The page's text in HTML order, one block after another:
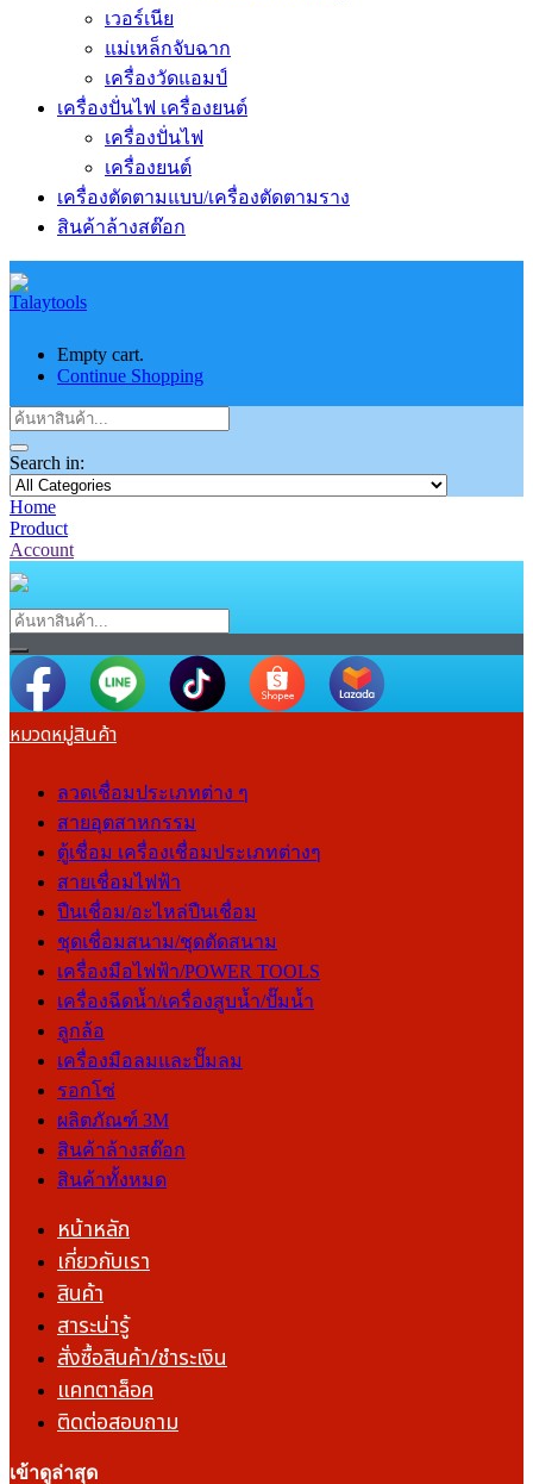
เวอร์เนีย
แม่เหล็กจับฉาก
เครื่องวัดแอมป์
เครื่องปั่นไฟ เครื่องยนต์
เครื่องปั่นไฟ
เครื่องยนต์
เครื่องตัดตามแบบ/เครื่องตัดตามราง
สินค้าล้างสต๊อก
Empty cart.
Continue Shopping
Search in:
Home
Product
Account
หมวดหมู่สินค้า
ลวดเชื่อมประเภทต่าง ๆ
สายอุตสาหกรรม
ตู้เชื่อม เครื่องเชื่อมประเภทต่างๆ
สายเชื่อมไฟฟ้า
ปืนเชื่อม/อะไหล่ปืนเชื่อม
ชุดเชื่อมสนาม/ชุดตัดสนาม
เครื่องมือไฟฟ้า/POWER TOOLS
เครื่องฉีดน้ำ/เครื่องสูบน้ำ/ปั๊มน้ำ
ลูกล้อ
เครื่องมือลมและปั๊มลม
รอกโซ่
ผลิตภัณฑ์ 3M
สินค้าล้างสต๊อก
สินค้าทั้งหมด
หน้าหลัก
เกี่ยวกับเรา
สินค้า
สาระน่ารู้
สั่งซื้อสินค้า/ชำระเงิน
แคทตาล็อค
ติดต่อสอบถาม
เข้าดูล่าสุด